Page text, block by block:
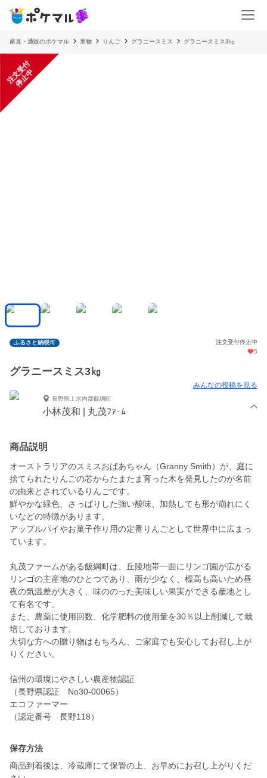
産直・通販のポケマル 果物 りんご グラニースミス グラニースミス3㎏
注
文
受
付
停
止
中
ふるさと納税可
注文受付停止中
5
グラニースミス3㎏
みんなの投稿を見る
長野県上水内郡飯綱町
小林茂和 | 丸茂ﾌｧｰﾑ
商品説明
オーストラリアのスミスおばあちゃん（Granny Smith）が、庭に
捨てられたりんごの芯からたまたま育った木を発見したのが名前
の由来とされているりんごです。
鮮やかな緑色、さっぱりした強い酸味、加熱しても形が崩れにく
いなどの特徴があります。
アップルパイやお菓子作り用の定番りんごとして世界中に広まっ
ています。
丸茂ファームがある飯綱町は、丘陵地帯一面にリンゴ園が広がる
リンゴの主産地のひとつであり、雨が少なく、標高も高いため昼
夜の気温差が大きく、味ののった美味しい果実ができる産地とし
て有名です。
また、農薬に使用回数、化学肥料の使用量を30％以上削減して栽
培しております。
大切な方への贈り物はもちろん、ご家庭でも安心してお召し上が
りください。
信州の環境にやさしい農産物認証
（長野県認証 No30-00065）
エコファーマー
（認定番号 長野118）
保存方法
商品到着後は、冷蔵庫にて保管の上、お早めにお召し上がりくだ